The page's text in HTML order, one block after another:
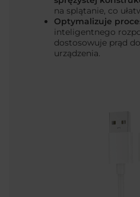
na splątanie, co
Optymalizuje
inteligentnego
dostosowuje prąd
urządzenia.